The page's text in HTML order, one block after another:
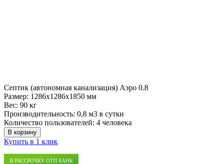
Септик (автономная канализация) Аэро 0.8
Размер: 1286x1286x1850 мм
Вес: 90 кг
Производительность: 0,8 м3 в сутки
Количество пользователей: 4 человека
В корзину
Купить в 1 клик
В РАССРОЧКУ ОТП БАНК